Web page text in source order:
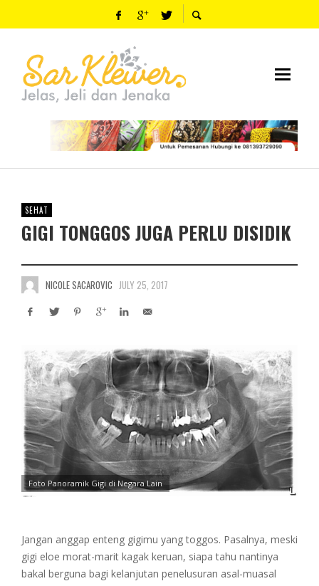
SEHAT
GIGI TONGGOS JUGA PERLU DISIDIK
NICOLE SACAROVIC JULY 25, 2017
Foto Panoramik Gigi di Negara Lain
Jangan anggap enteng gigimu yang toggos. Pasalnya, meski
gigi eloe morat-marit kagak keruan, siapa tahu nantinya
bakal berguna bagi kelanjutan penelusuran asal-muasal